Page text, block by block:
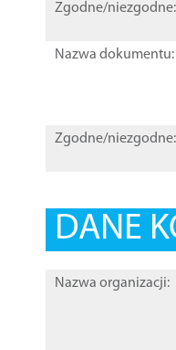
Zgodne/niezgodne:
Nazwa dokumentu:
Zgodne/niezgodne:
DANE
Nazwa organizacji: